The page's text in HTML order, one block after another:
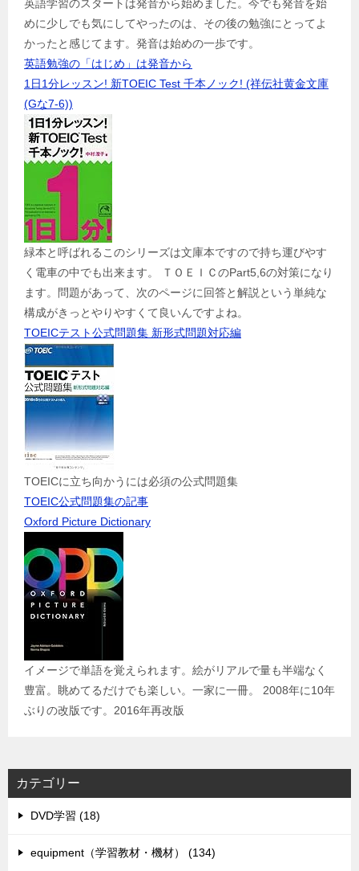
英語学習のスタートは発音から始めました。今でも発音を始
めに少しでも気にしてやったのは、その後の勉強にとってよ
かったと感じてます。発音は始めの一歩です。
英語勉強の「はじめ」は発音から
1日1分レッスン! 新TOEIC Test 千本ノック! (祥伝社黄金文庫
(Gな7-6))
緑本と呼ばれるこのシリーズは文庫本ですので持ち運びやす
く電車の中でも出来ます。 ＴＯＥＩＣのPart5,6の対策になり
ます。問題があって、次のページに回答と解説という単純な
構成がきっとやりやすくて良いんですよね。
TOEICテスト公式問題集 新形式問題対応編
TOEICに立ち向かうには必須の公式問題集
TOEIC公式問題集の記事
Oxford Picture Dictionary
イメージで単語を覚えられます。絵がリアルで量も半端なく
豊富。眺めてるだけでも楽しい。一家に一冊。 2008年に10年
ぶりの改版です。2016年再改版
カテゴリー
DVD学習 (18)
equipment（学習教材・機材） (134)